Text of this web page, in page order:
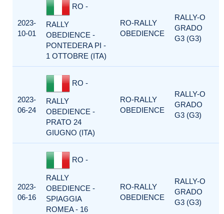
2023-
10-01
RO -
RALLY
OBEDIENCE -
PONTEDERA PI -
1 OTTOBRE (ITA)
RO-RALLY
OBEDIENCE
RALLY-O
GRADO
G3 (G3)
2023-
06-24
RO -
RALLY
OBEDIENCE -
PRATO 24
GIUGNO (ITA)
RO-RALLY
OBEDIENCE
RALLY-O
GRADO
G3 (G3)
2023-
06-16
RO -
RALLY
OBEDIENCE -
SPIAGGIA
ROMEA - 16
RO-RALLY
OBEDIENCE
RALLY-O
GRADO
G3 (G3)